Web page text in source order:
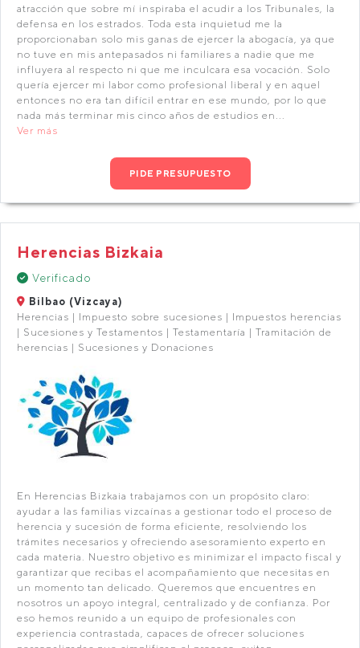
atracción que sobre mí inspiraba el acudir a los Tribunales, la
defensa en los estrados. Toda esta inquietud me la
proporcionaban solo mis ganas de ejercer la abogacía, ya que
no tuve en mis antepasados ni familiares a nadie que me
influyera al respecto ni que me inculcara esa vocación. Solo
quería ejercer mi labor como profesional liberal y en aquel
entonces no era tan difícil entrar en ese mundo, por lo que
nada más terminar mis cinco años de estudios en...
Ver más
PIDE PRESUPUESTO
Herencias Bizkaia
Verificado
Bilbao (Vizcaya)
Herencias | Impuesto sobre sucesiones | Impuestos herencias
| Sucesiones y Testamentos | Testamentaría | Tramitación de
herencias | Sucesiones y Donaciones
En Herencias Bizkaia trabajamos con un propósito claro:
ayudar a las familias vizcaínas a gestionar todo el proceso de
herencia y sucesión de forma eficiente, resolviendo los
trámites necesarios y ofreciendo asesoramiento experto en
cada materia. Nuestro objetivo es minimizar el impacto fiscal y
garantizar que recibas el acompañamiento que necesitas en
un momento tan delicado. Queremos que encuentres en
nosotros un apoyo integral, centralizado y de confianza. Por
eso hemos reunido a un equipo de profesionales con
experiencia contrastada, capaces de ofrecer soluciones